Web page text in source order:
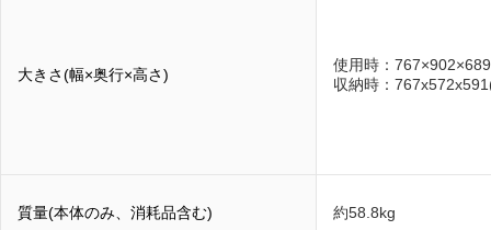
大きさ(幅×奥行×高さ)
使用時：
収納時：
質量(本体のみ、消耗品含む) 約58.8kg